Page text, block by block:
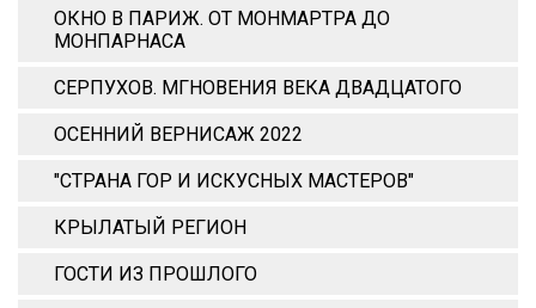
ОКНО В ПАРИЖ. ОТ МОНМАРТРА ДО
МОНПАРНАСА
СЕРПУХОВ. МГНОВЕНИЯ ВЕКА ДВАДЦАТОГО
ОСЕННИЙ ВЕРНИСАЖ 2022
"СТРАНА ГОР И ИСКУСНЫХ МАСТЕРОВ"
КРЫЛАТЫЙ РЕГИОН
ГОСТИ ИЗ ПРОШЛОГО